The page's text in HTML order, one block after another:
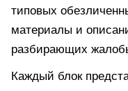
типовых
материалы и
разбирающих
Каждый блок